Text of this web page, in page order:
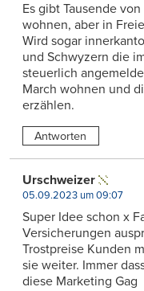
Es gibt Tausende
wohnen, aber in
Wird sogar
und Schwyzern die
steuerlich
March wohnen und
erzählen.
Antworten
Urschweizer
05.09.2023 um 09:07
Super Idee schon x
Versicherungen
Trostpreise Kunden
sie weiter. Immer
diese Marketing Gag